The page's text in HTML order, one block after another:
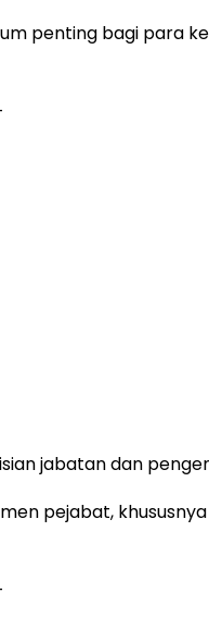
penting bagi para
jabatan dan
pejabat,